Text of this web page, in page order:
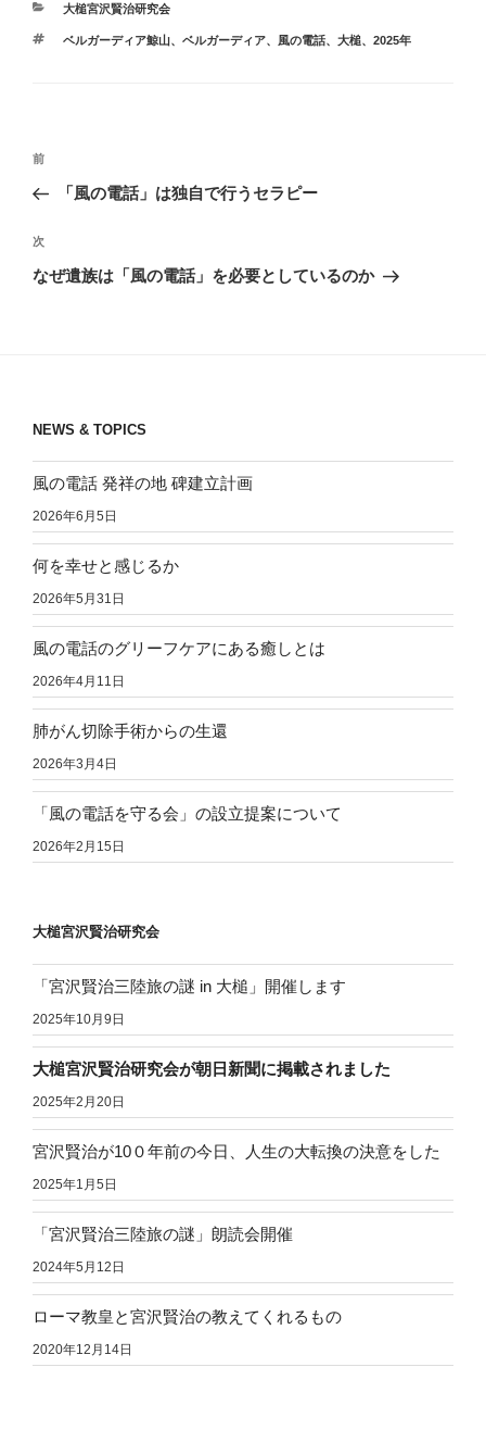
カ
ゴ
大槌宮沢賢治研究会
タ
ベルガーディア鯨山、 ベルガーディア、 風の電話、 大槌、 2025年
投
ナ
ビ
ゲ
前
の
稿
前
「風の電話」は独自で行うセラピー
次
の
次
なぜ遺族は「風の電話」を必要としているのか
NEWS & TOPICS
風の電話 発祥の地 碑建立計画
2026年6月5日
何を幸せと感じるか
2026年5月31日
風の電話のグリーフケアにある癒しとは
2026年4月11日
肺がん切除手術からの生還
2026年3月4日
「風の電話を守る会」の設立提案について
2026年2月15日
大槌宮沢賢治研究会
「宮沢賢治三陸旅の謎 in 大槌」開催します
2025年10月9日
大槌宮沢賢治研究会が朝日新聞に掲載されました
2025年2月20日
宮沢賢治が10０年前の今日、人生の大転換の決意をした
2025年1月5日
「宮沢賢治三陸旅の謎」朗読会開催
2024年5月12日
ローマ教皇と宮沢賢治の教えてくれるもの
2020年12月14日